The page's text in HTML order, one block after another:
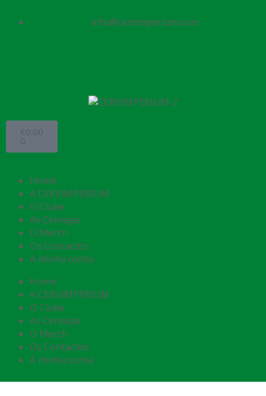
info@cervimperium.com
€0.00
0
Home
A CERVIMPERIUM
O Clube
As Cervejas
O Merch
Os Contactos
A minha conta
Home
A CERVIMPERIUM
O Clube
As Cervejas
O Merch
Os Contactos
A minha conta